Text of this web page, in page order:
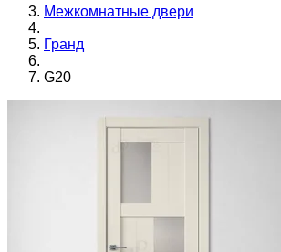
Межкомнатные двери
Гранд
G20